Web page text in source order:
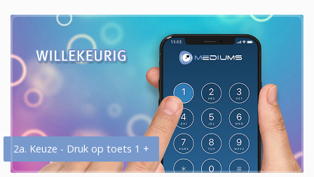
2a. Keuze - Druk op toets 1 +